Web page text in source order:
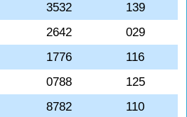
3532
139
2642
029
1776
116
0788
125
8782
110